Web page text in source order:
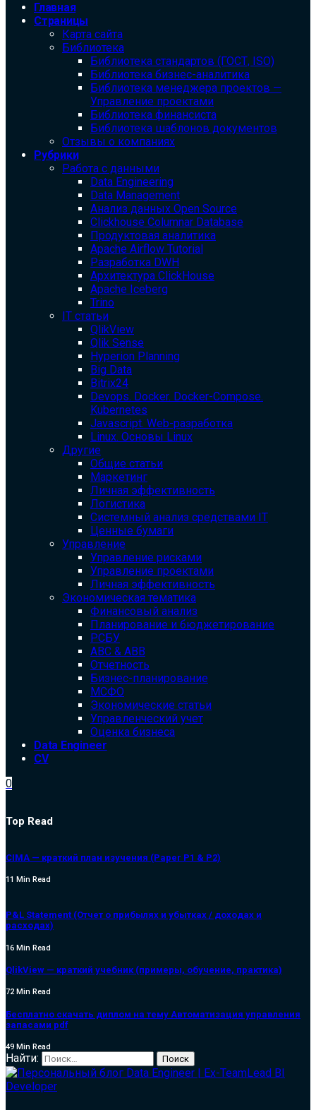
Главная
Страницы
Карта сайта
Библиотека
Библиотека cтандартов (ГОСТ, ISO)
Библиотека бизнес-аналитика
Библиотека менеджера проектов —
Управление проектами
Библиотека финансиста
Библиотека шаблонов документов
Отзывы о компаниях
Рубрики
Работа с данными
Data Engineering
Data Management
Анализ данных Open Source
Clickhouse Columnar Database
Продуктовая аналитика
Apache Airflow Tutorial
Разработка DWH
Архитектура ClickHouse
Apache Iceberg
Trino
IT статьи
QlikView
Qlik Sense
Hyperion Planning
Big Data
Bitrix24
Devops. Docker. Docker-Compose.
Kubernetes
Javascript. Web-разработка
Linux. Основы Linux
Другие
Общие статьи
Маркетинг
Личная эффективность
Логистика
Системный анализ средствами IT
Ценные бумаги
Управление
Управление рисками
Управление проектами
Личная эффективность
Экономическая тематика
Финансовый анализ
Планирование и бюджетирование
РСБУ
ABC & ABB
Отчетность
Бизнес-планирование
МСФО
Экономические статьи
Управленческий учет
Оценка бизнеса
Data Engineer
CV
0
Top Read
CIMA — краткий план изучения (Paper P1 & P2)
11 Min Read
P&L Statement (Отчет о прибылях и убытках / доходах и
расходах)
16 Min Read
QlikView — краткий учебник (примеры, обучение, практика)
72 Min Read
Бесплатно скачать диплом на тему Автоматизация управления
запасами pdf
49 Min Read
Найти: